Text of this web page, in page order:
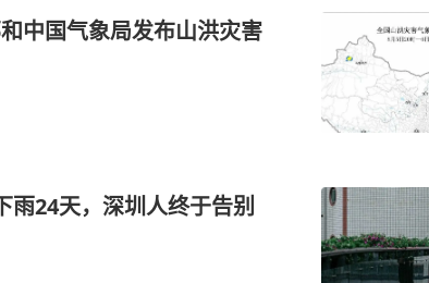
中国气象局发布山洪灾害
雨24天，深圳人终于告别